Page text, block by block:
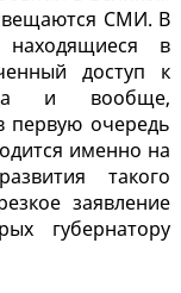
СМИ. В
в
доступ к
Да и вообще,
первую очередь
именно на
такого
заявление
губернатору